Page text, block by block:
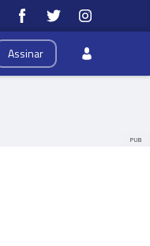
Assinar
PUB